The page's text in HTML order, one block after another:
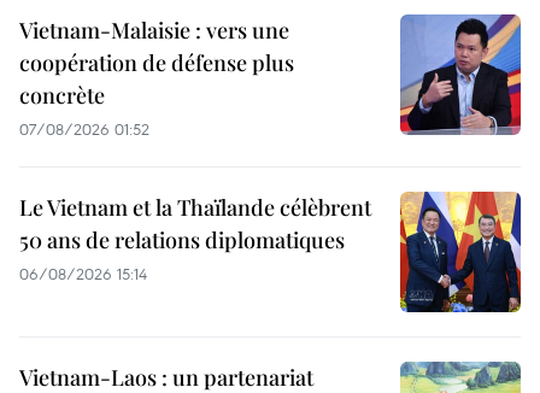
Vietnam-Malaisie : vers une
coopération de défense plus
concrète
07/08/2026 01:52
Le Vietnam et la Thaïlande célèbrent
50 ans de relations diplomatiques
06/08/2026 15:14
Vietnam-Laos : un partenariat